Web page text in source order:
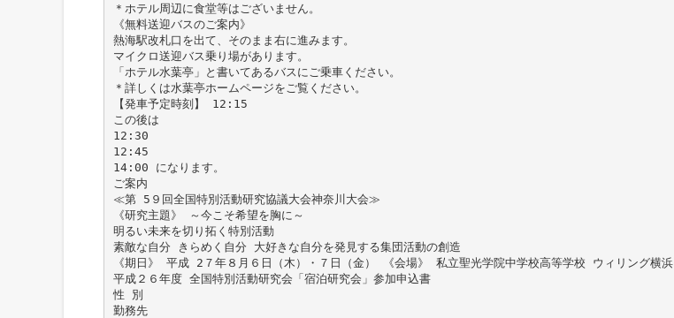
＊ホテル周辺に食堂等はございません。
《無料送迎バスのご案内》
熱海駅改札口を出て、そのまま右に進みます。
マイクロ送迎バス乗り場があります。
「ホテル水葉亭」と書いてあるバスにご乗車ください。
＊詳しくは水葉亭ホームページをご覧ください。
【発車予定時刻】 12:15
この後は
12:30
12:45
14:00 になります。
ご案内
≪第 5９回全国特別活動研究協議大会神奈川大会≫
《研究主題》 ～今こそ希望を胸に～
明るい未来を切り拓く特別活動
素敵な自分 きらめく自分 大好きな自分を発見する集団活動の創造
《期日》 平成 2７年８月６日（木）・７日（金） 《会場》 私立聖光学院中学校高等学校 ウィリング横浜
平成２６年度 全国特別活動研究会「宿泊研究会」参加申込書
性 別
勤務先